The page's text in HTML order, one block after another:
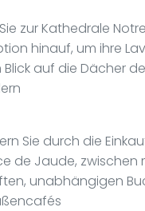
zur Kathedrale
hinauf, um ihre
auf die Dächer
Sie durch die
de Jaude, zwischen
unabhängigen